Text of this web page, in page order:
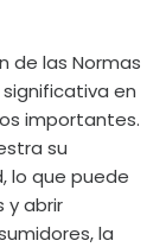
de las Normas
significativa en
importantes.
su
lo que puede
y abrir
la